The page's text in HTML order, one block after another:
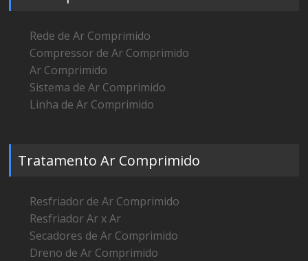
Rede de Ar Comprimido
Compressor de Ar Comprimido
Ar Comprimido
Sistema de Ar Comprimido
Linha de Ar Comprimido
Tratamento Ar Comprimido
Resfriador de Ar Comprimido
Resfriador Ar x Ar
Secadores de Ar Comprimido
Dreno de Ar Comprimido